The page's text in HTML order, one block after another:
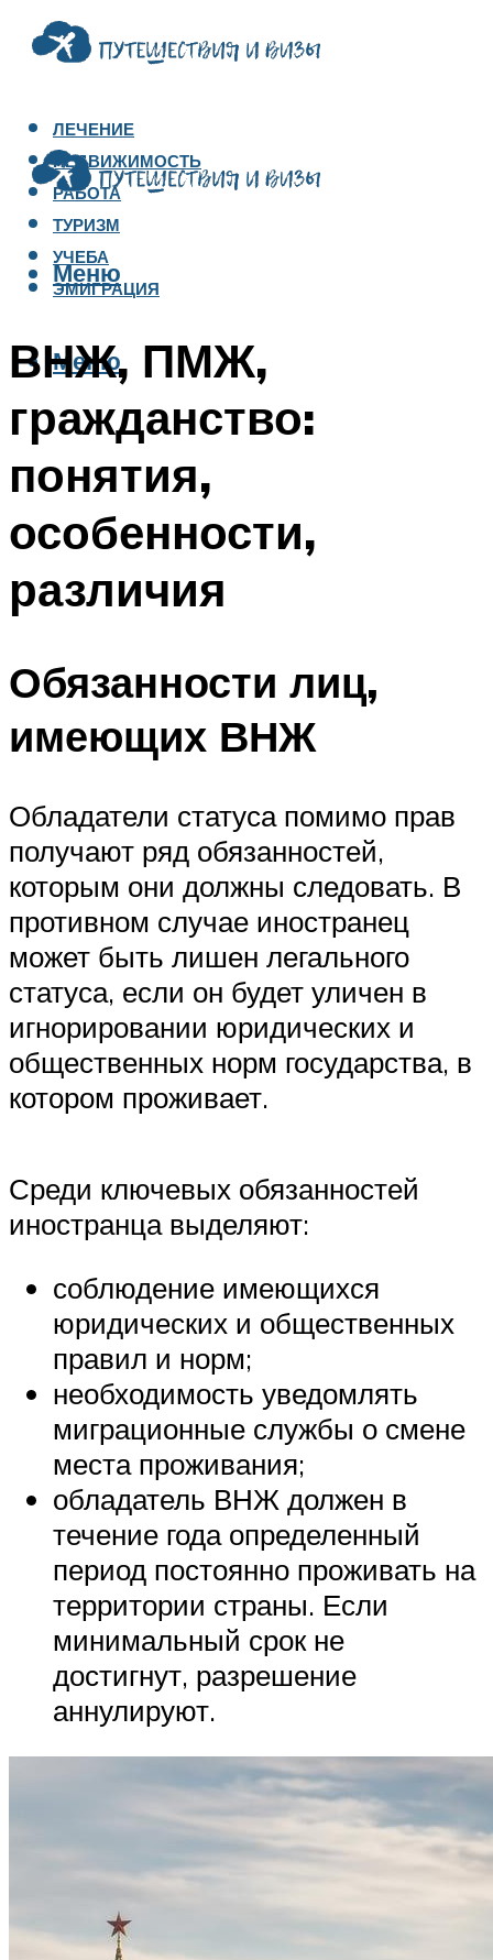
ЛЕЧЕНИЕ
НЕДВИЖИМОСТЬ
РАБОТА
ТУРИЗМ
УЧЕБА
ЭМИГРАЦИЯ
Меню
Меню
ВНЖ, ПМЖ,
гражданство:
понятия,
особенности,
различия
Обязанности лиц,
имеющих ВНЖ
Обладатели статуса помимо прав
получают ряд обязанностей,
которым они должны следовать. В
противном случае иностранец
может быть лишен легального
статуса, если он будет уличен в
игнорировании юридических и
общественных норм государства, в
котором проживает.
Среди ключевых обязанностей
иностранца выделяют:
соблюдение имеющихся
юридических и общественных
правил и норм;
необходимость уведомлять
миграционные службы о смене
места проживания;
обладатель ВНЖ должен в
течение года определенный
период постоянно проживать на
территории страны. Если
минимальный срок не
достигнут, разрешение
аннулируют.